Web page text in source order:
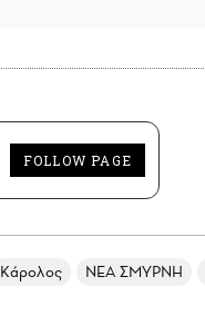
FOLLOW PAGE
Κάρολος ΝΕΑ ΣΜΥΡΝΗ